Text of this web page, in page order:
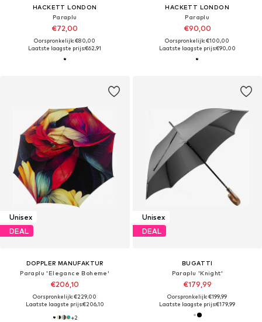
HACKETT LONDON
Paraplu
€72,00
Oorspronkelijk: €80,00
Laatste laagste prijs:€62,91
HACKETT LONDON
Paraplu
€90,00
Oorspronkelijk: €100,00
Laatste laagste prijs:€90,00
Unisex
DEAL
DOPPLER MANUFAKTUR
Paraplu 'Elegance Boheme'
€206,10
Oorspronkelijk: €229,00
Laatste laagste prijs:€206,10
+2
Unisex
DEAL
BUGATTI
Paraplu 'Knight'
€179,99
Oorspronkelijk: €199,99
Laatste laagste prijs:€179,99